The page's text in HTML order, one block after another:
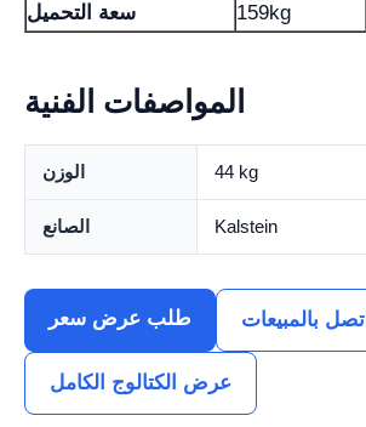
سعة التحميل
159kg
المواصفات الفنية
الوزن 44 kg
الصانع Kalstein
طلب عرض سعر اتصل بالمبيعات
عرض الكتالوج الكامل